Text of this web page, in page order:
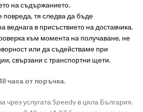
на съдържанието.
повреда, тя следва да бъде
веднага в присъствието на доставчика.
към момента на получаване, не
или да съдействаме при
свързани с транспортни щети.
часа от поръчка.
чрез услугата Speedy в цяла България.